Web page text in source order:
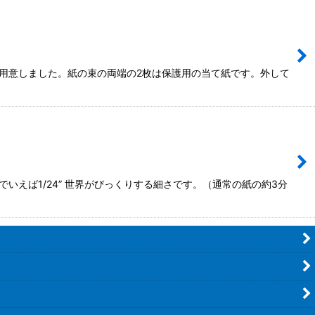
しました。紙の束の両端の2枚は保護用の当て紙です。外して
いえば1/24” 世界がびっくりする細さです。（通常の紙の約3分